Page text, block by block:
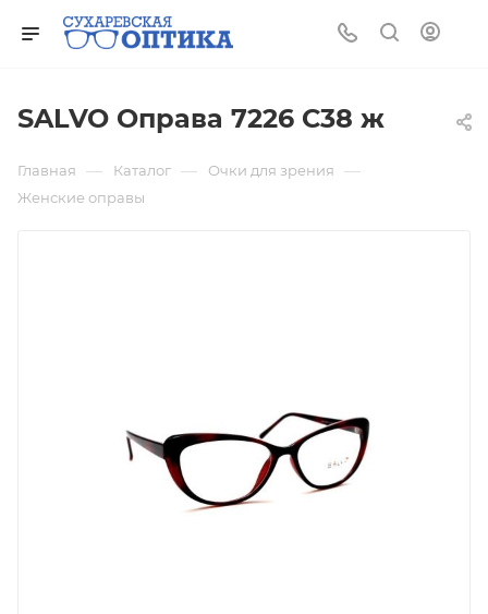
SALVO Оправа 7226 С38 ж
Главная — Каталог — Очки для зрения —
Женские оправы